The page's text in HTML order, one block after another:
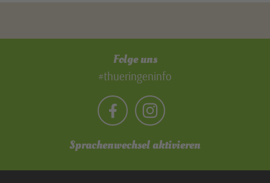
Folge uns
#thueringeninfo
Sprachenwechsel aktivieren